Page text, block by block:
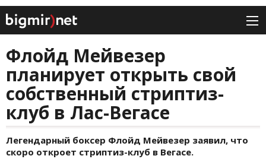
Флойд Мейвезер
планирует открыть свой
собственный стриптиз-
клуб в Лас-Вегасе
Легендарный боксер Флойд Мейвезер заявил, что
скоро откроет стриптиз-клуб в Вегасе.